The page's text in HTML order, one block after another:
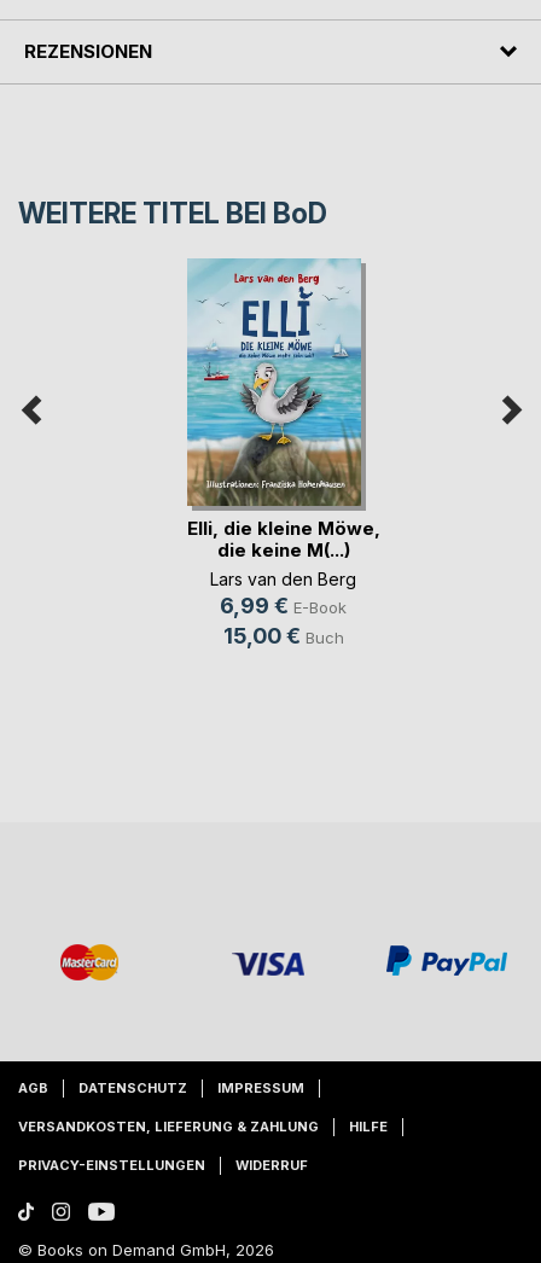
REZENSIONEN
WEITERE TITEL BEI BoD
Elli, die kleine Möwe,
die keine M(...)
Lars van den Berg
6,99 € E-Book
15,00 € Buch
AGB DATENSCHUTZ IMPRESSUM
VERSANDKOSTEN, LIEFERUNG & ZAHLUNG HILFE
PRIVACY-EINSTELLUNGEN WIDERRUF
© Books on Demand GmbH, 2026